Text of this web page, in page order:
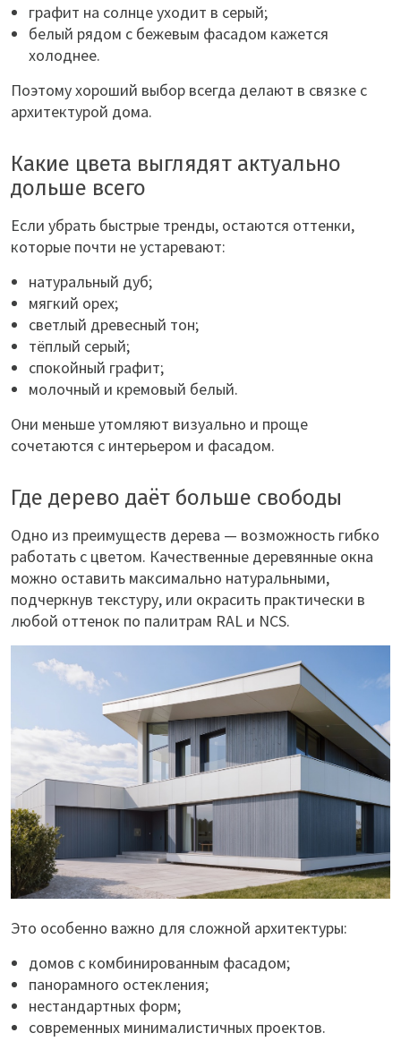
графит на солнце уходит в серый;
белый рядом с бежевым фасадом кажется
холоднее.
Поэтому хороший выбор всегда делают в связке с
архитектурой дома.
Какие цвета выглядят актуально
дольше всего
Если убрать быстрые тренды, остаются оттенки,
которые почти не устаревают:
натуральный дуб;
мягкий орех;
светлый древесный тон;
тёплый серый;
спокойный графит;
молочный и кремовый белый.
Они меньше утомляют визуально и проще
сочетаются с интерьером и фасадом.
Где дерево даёт больше свободы
Одно из преимуществ дерева — возможность гибко
работать с цветом. Качественные деревянные окна
можно оставить максимально натуральными,
подчеркнув текстуру, или окрасить практически в
любой оттенок по палитрам RAL и NCS.
Это особенно важно для сложной архитектуры:
домов с комбинированным фасадом;
панорамного остекления;
нестандартных форм;
современных минималистичных проектов.